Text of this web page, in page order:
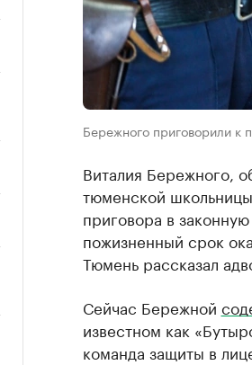
Бережного приговорили к
Виталия Бережного,
тюменской
приговора в
пожизненный срок
Тюмень рассказал
Сейчас Бережной
известном как
команда защиты в